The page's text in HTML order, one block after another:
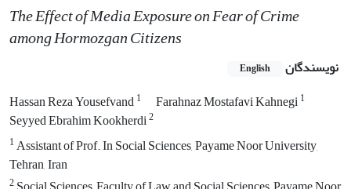
The Effect of Media Exposure on Fear of Crime
among Hormozgan Citizens
نویسندگان English
Hassan Reza Yousefvand1 Farahnaz Mostafavi Kahnegi1
Seyyed Ebrahim Kookherdi2
1Assistant of Prof. In Social Sciences, Payame Noor University,
Tehran, Iran
2